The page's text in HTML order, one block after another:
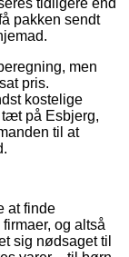
pakken sendt
men
pris.
kostelige
tæt på Esbjerg,
til at
at finde
og altså
sig nødsaget til